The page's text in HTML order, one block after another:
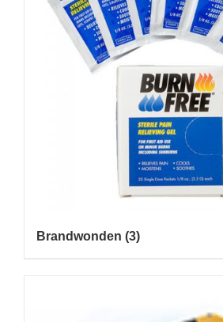
Brandwonden (3)